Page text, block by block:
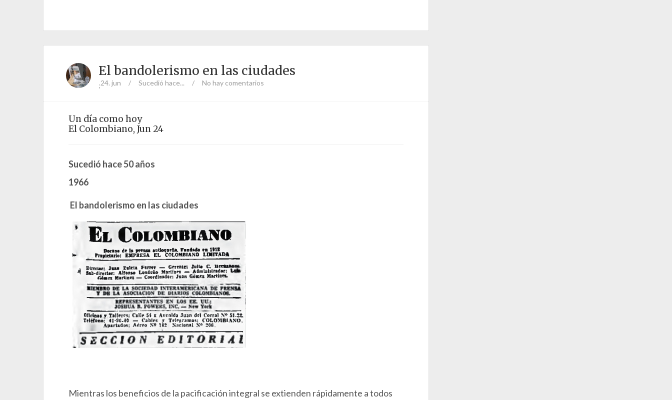
El bandolerismo en las ciudades
;24. jun / Sucedió hace... / No hay comentarios
Un día como hoy
El Colombiano, Jun 24
Sucedió hace 50 años
1966
El bandolerismo en las ciudades
Mientras los beneficios de la pacificación integral se extienden rápidamente a todos